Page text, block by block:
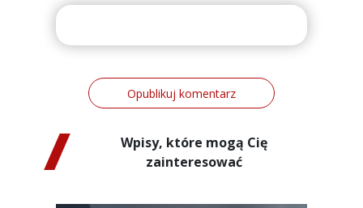
Wpisy, które mogą Cię
zainteresować